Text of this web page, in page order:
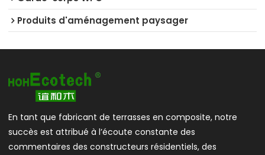
Produits d'aménagement paysager
En tant que fabricant de terrasses en composite, notre
succès est attribué à l’écoute constante des
commentaires des constructeurs résidentiels, des